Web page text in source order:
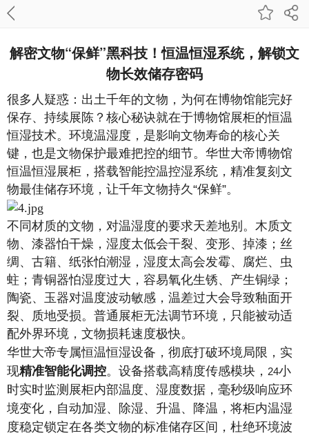
解密文物“保鲜”黑科技！恒温恒湿系统，解锁文
物长效储存密码
很多人疑惑：出土千年的文物，为何在博物馆能完好
保存、持续展陈？核心秘诀就在于博物馆展柜的恒温
恒湿技术。环境温湿度，是影响文物寿命的核心关
键，也是文物保护最难把控的细节。华世大帝博物馆
恒温恒湿展柜，搭载智能控温控湿系统，精准复刻文
物最佳储存环境，让千年文物持久“保鲜”。
不同材质的文物，对温湿度的要求天差地别。木质文
物、漆器怕干燥，湿度太低会干裂、变形、掉漆；丝
绸、古籍、纸张怕潮湿，湿度太高会发霉、腐烂、虫
蛀；青铜器怕湿度过大，容易氧化生锈、产生铜绿；
陶瓷、玉器对温度波动敏感，温差过大会导致釉面开
裂、质地受损。普通展柜无法调节环境，只能被动适
配外界环境，文物损耗速度极快。
华世大帝专属恒温恒湿设备，彻底打破环境局限，实
现精准智能化调控。设备搭载高精度传感模块， 24小
时实时监测展柜内部温度、湿度数据，毫秒级响应环
境变化，自动加湿、除湿、升温、降温，将柜内温湿
度稳定锁定在各类文物的标准储存区间，杜绝环境波